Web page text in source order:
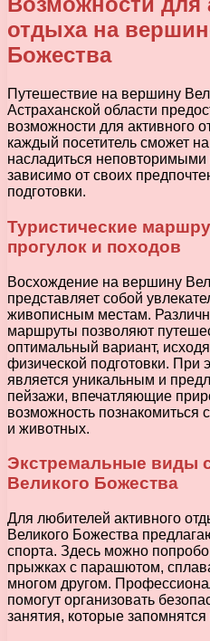
отдыха на
Божества
Путешествие на вершину
Астраханской области
возможности для активного
каждый посетитель сможет
насладиться
зависимо от своих
подготовки.
Туристические
прогулок и походов
Восхождение на вершину
представляет собой
живописным местам.
маршруты позволяют
оптимальный вариант,
физической подготовки.
является уникальным и
пейзажи, впечатляющие
возможность познакомиться
и животных.
Экстремальные виды
Великого Божества
Для любителей активного
Великого Божества
спорта. Здесь можно
прыжках с парашютом,
многом другом.
помогут организовать
занятия, которые